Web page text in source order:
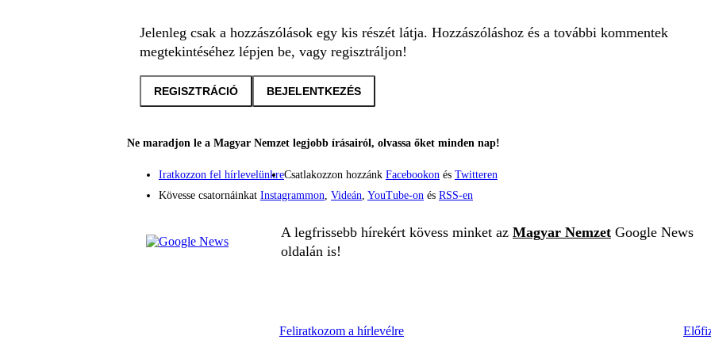
Jelenleg csak a hozzászólások egy kis részét látja. Hozzászóláshoz és a további kommentek
megtekintéséhez lépjen be, vagy regisztráljon!
REGISZTRÁCIÓ BEJELENTKEZÉS
Ne maradjon le a Magyar Nemzet legjobb írásairól, olvassa őket minden nap!
Iratkozzon fel hírlevelünkreCsatlakozzon hozzánk Facebookon és Twitteren
Kövesse csatornáinkat Instagrammon, Videán, YouTube-on és RSS-en
A legfrissebb hírekért kövess minket az Magyar Nemzet Google News
oldalán is!
Feliratkozom a hírlevélre